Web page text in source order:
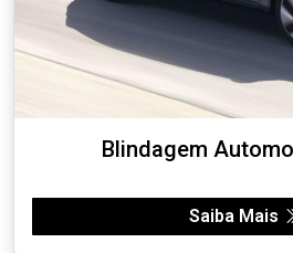
Blindagem
Saiba Mais